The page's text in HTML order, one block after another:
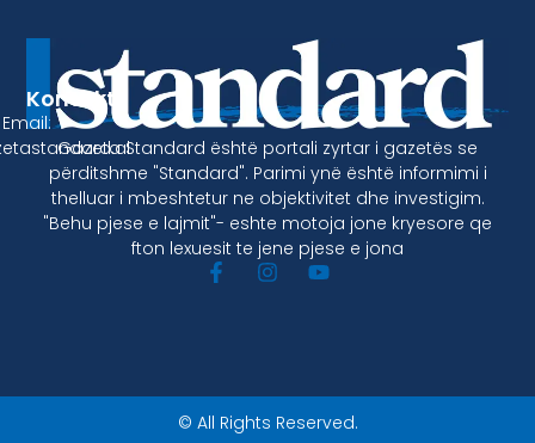
Gazeta Standard është portali zyrtar i gazetës se
përditshme "Standard". Parimi ynë është informimi i
thelluar i mbeshtetur ne objektivitet dhe investigim.
"Behu pjese e lajmit"- eshte motoja jone kryesore qe
fton lexuesit te jene pjese e jona
Kontakt
Email:
© All Rights Reserved.